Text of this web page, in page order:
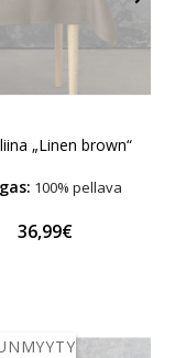
„Linen brown“
100% pellava
36,99€